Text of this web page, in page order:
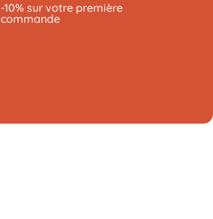
-10% sur votre première
commande